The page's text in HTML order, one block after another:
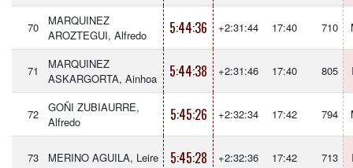
70
MARQUINEZ
AROZTEGUI, Alfredo
5:44:36 +2:31:44 17:40 710
71
MARQUINEZ
ASKARGORTA, Ainhoa
5:44:38 +2:31:46 17:40 805
72
GOÑI ZUBIAURRE,
Alfredo
5:45:26 +2:32:34 17:42 794
73 MERINO AGUILA, Leire 5:45:28 +2:32:36 17:42 713